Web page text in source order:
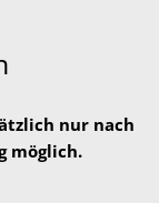
nur nach
möglich.